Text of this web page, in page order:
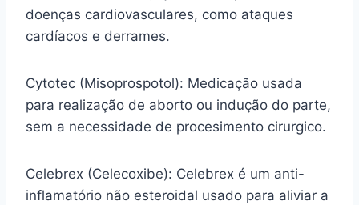
doenças cardiovasculares, como ataques
cardíacos e derrames.
Cytotec (Misoprospotol): Medicação usada
para realização de aborto ou indução do parte,
sem a necessidade de procesimento cirurgico.
Celebrex (Celecoxibe): Celebrex é um anti-
inflamatório não esteroidal usado para aliviar a